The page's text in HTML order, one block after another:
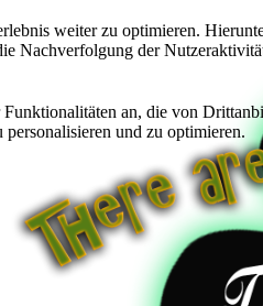
weiter zu optimieren.
Nachverfolgung der
an, die von
und zu optimieren.